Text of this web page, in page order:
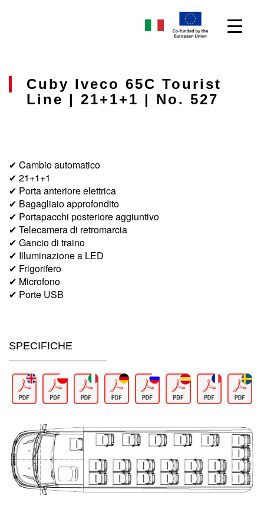
Cuby Iveco 65C Tourist
Line | 21+1+1 | No. 527
✔ Cambio automatico
✔ 21+1+1
✔ Porta anteriore elettrica
✔ Bagagliaio approfondito
✔ Portapacchi posteriore aggiuntivo
✔ Telecamera di retromarcia
✔ Gancio di traino
✔ Illuminazione a LED
✔ Frigorifero
✔ Microfono
✔ Porte USB
SPECIFICHE